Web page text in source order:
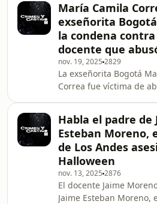
Fusagasugá.Por este
de la República ordenó
ciclista colombiano Luis
Herrera, más conocido
Herrera.
María Camila
exseñorita
la condena
docente que
nov. 19, 2025 2829
La exseñorita Bogotá
Correa fue víctima de
contra el docente que la
Farley José López Henao.
Habla el padre de
Esteban Moreno,
de Los Andes
Halloween
nov. 13, 2025 2876
El docente Jaime
Jaime Esteban Moreno,